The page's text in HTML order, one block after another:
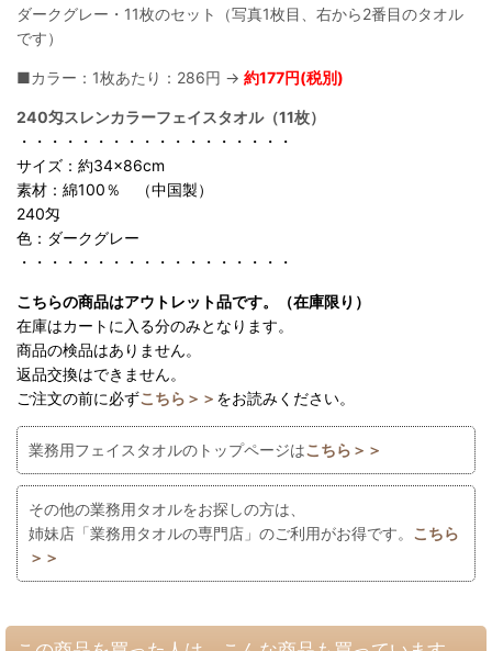
ダークグレー・11枚のセット（写真1枚目、右から2番目のタオル
です）
■カラー：1枚あたり：286円 → 約177円(税別)
240匁スレンカラーフェイスタオル（11枚）
・・・・・・・・・・・・・・・・・・
サイズ：約34×86cm
素材：綿100％ （中国製）
240匁
色：ダークグレー
・・・・・・・・・・・・・・・・・・
こちらの商品はアウトレット品です。（在庫限り）
在庫はカートに入る分のみとなります。
商品の検品はありません。
返品交換はできません。
ご注文の前に必ずこちら＞＞ をお読みください。
業務用フェイスタオルのトップページはこちら＞＞
その他の業務用タオルをお探しの方は、
姉妹店「業務用タオルの専門店」のご利用がお得です。 こちら
＞＞